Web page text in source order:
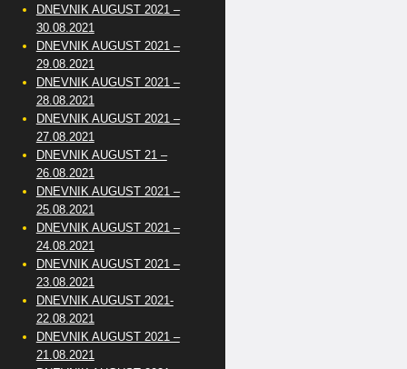
DNEVNIK AUGUST 2021 –
30.08.2021
DNEVNIK AUGUST 2021 –
29.08.2021
DNEVNIK AUGUST 2021 –
28.08.2021
DNEVNIK AUGUST 2021 –
27.08.2021
DNEVNIK AUGUST 21 –
26.08.2021
DNEVNIK AUGUST 2021 –
25.08.2021
DNEVNIK AUGUST 2021 –
24.08.2021
DNEVNIK AUGUST 2021 –
23.08.2021
DNEVNIK AUGUST 2021-
22.08.2021
DNEVNIK AUGUST 2021 –
21.08.2021